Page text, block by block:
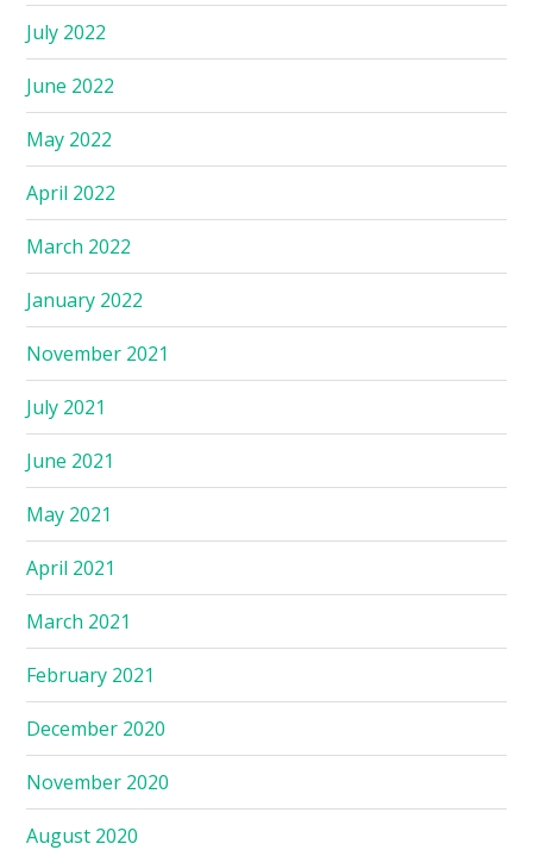
July 2022
June 2022
May 2022
April 2022
March 2022
January 2022
November 2021
July 2021
June 2021
May 2021
April 2021
March 2021
February 2021
December 2020
November 2020
August 2020